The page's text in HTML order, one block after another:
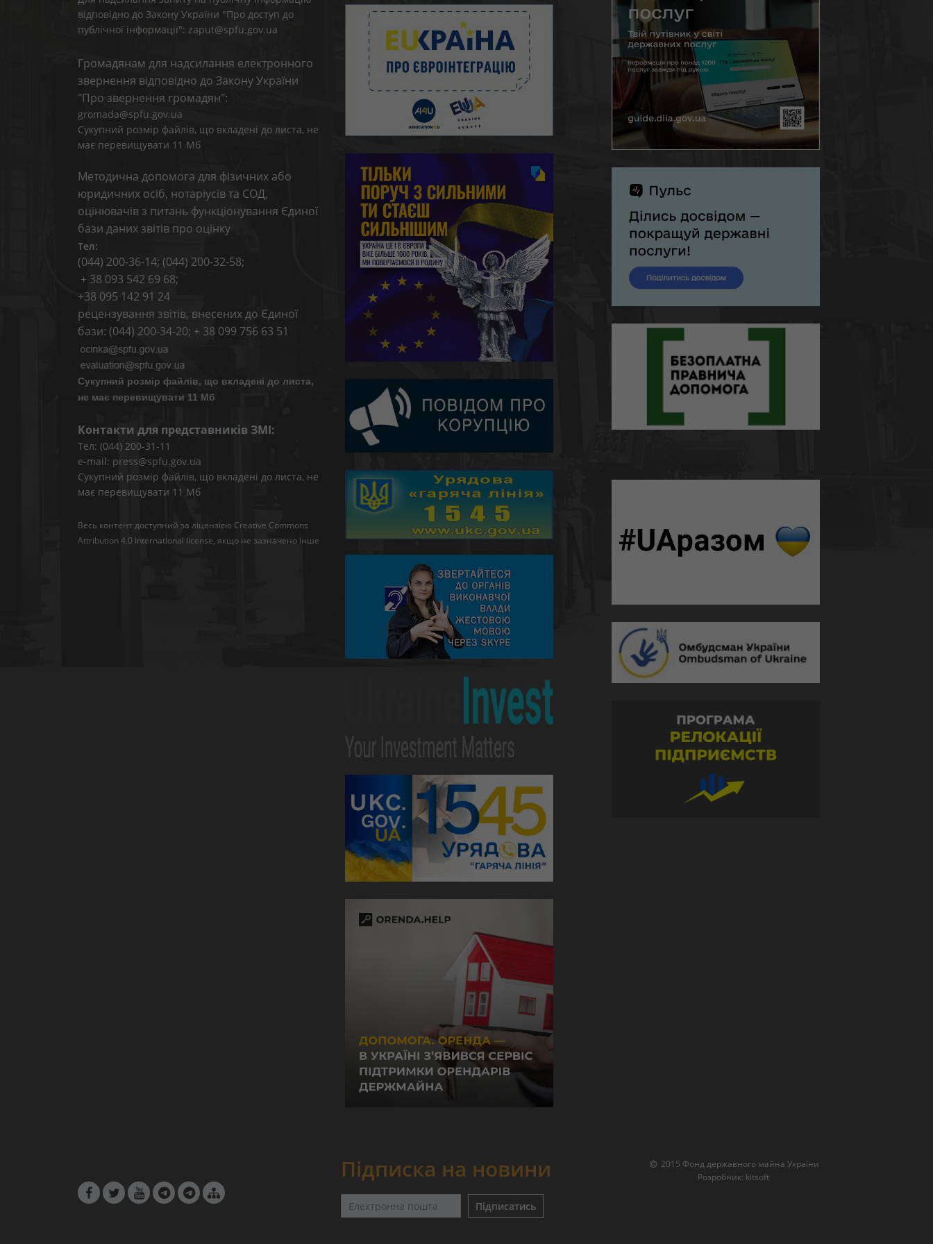
відповідно до Закону України "Про доступ до
публічної інформації": zaput@spfu.gov.ua
Громадянам для надсилання електронного
звернення відповідно до Закону України
"Про звернення громадян":
gromada@spfu.gov.ua
Сукупний розмір файлів, що вкладені до листа, не
має перевищувати 11 Мб
Методична допомога для фізичних або
юридичних осіб, нотаріусів та СОД,
оцінювачів з питань функціонування Єдиної
бази даних звітів про оцінку
Тел:
(044) 200-36-14; (044) 200-32-58;
+ 38 093 542 69 68;
+38 095 142 91 24
рецензування звітів, внесених до Єдиної
бази: (044) 200-34-20; + 38 099 756 63 51
Сукупний розмір файлів, що вкладені до листа,
не має перевищувати 11 Мб
Контакти для представників ЗМІ:
Тел: (044) 200-31-11
e-mail: press@spfu.gov.ua
Сукупний розмір файлів, що вкладені до листа, не
має перевищувати 11 Мб
Весь контент доступний за ліцензією Creative Commons
Attribution 4.0 International license, якщо не зазначено інше
Підписка на новини
Підписатись
2015 Фонд державного майна України
Розробник: kitsoft